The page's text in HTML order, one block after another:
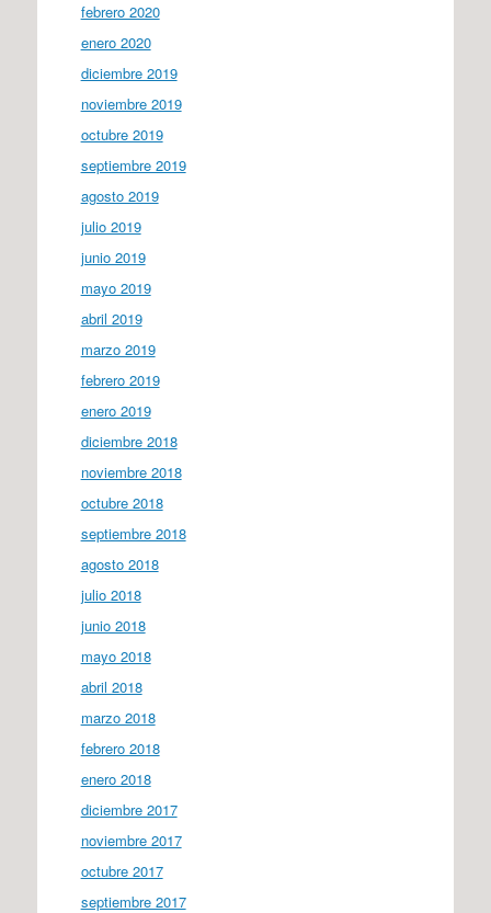
febrero 2020
enero 2020
diciembre 2019
noviembre 2019
octubre 2019
septiembre 2019
agosto 2019
julio 2019
junio 2019
mayo 2019
abril 2019
marzo 2019
febrero 2019
enero 2019
diciembre 2018
noviembre 2018
octubre 2018
septiembre 2018
agosto 2018
julio 2018
junio 2018
mayo 2018
abril 2018
marzo 2018
febrero 2018
enero 2018
diciembre 2017
noviembre 2017
octubre 2017
septiembre 2017